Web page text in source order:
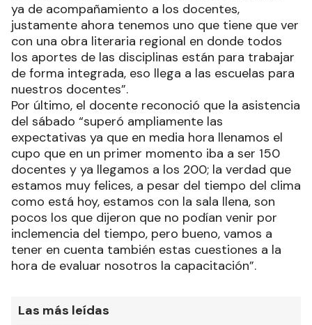
ya de acompañamiento a los docentes,
justamente ahora tenemos uno que tiene que ver
con una obra literaria regional en donde todos
los aportes de las disciplinas están para trabajar
de forma integrada, eso llega a las escuelas para
nuestros docentes”.
Por último, el docente reconoció que la asistencia
del sábado “superó ampliamente las
expectativas ya que en media hora llenamos el
cupo que en un primer momento iba a ser 150
docentes y ya llegamos a los 200; la verdad que
estamos muy felices, a pesar del tiempo del clima
como está hoy, estamos con la sala llena, son
pocos los que dijeron que no podían venir por
inclemencia del tiempo, pero bueno, vamos a
tener en cuenta también estas cuestiones a la
hora de evaluar nosotros la capacitación”.
Las más leídas